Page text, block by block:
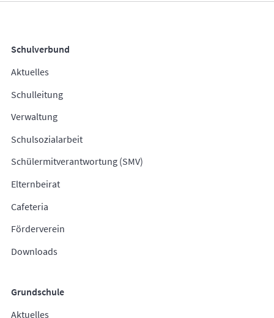
Schulverbund
Aktuelles
Schulleitung
Verwaltung
Schulsozialarbeit
Schülermitverantwortung (SMV)
Elternbeirat
Cafeteria
Förderverein
Downloads
Grundschule
Aktuelles